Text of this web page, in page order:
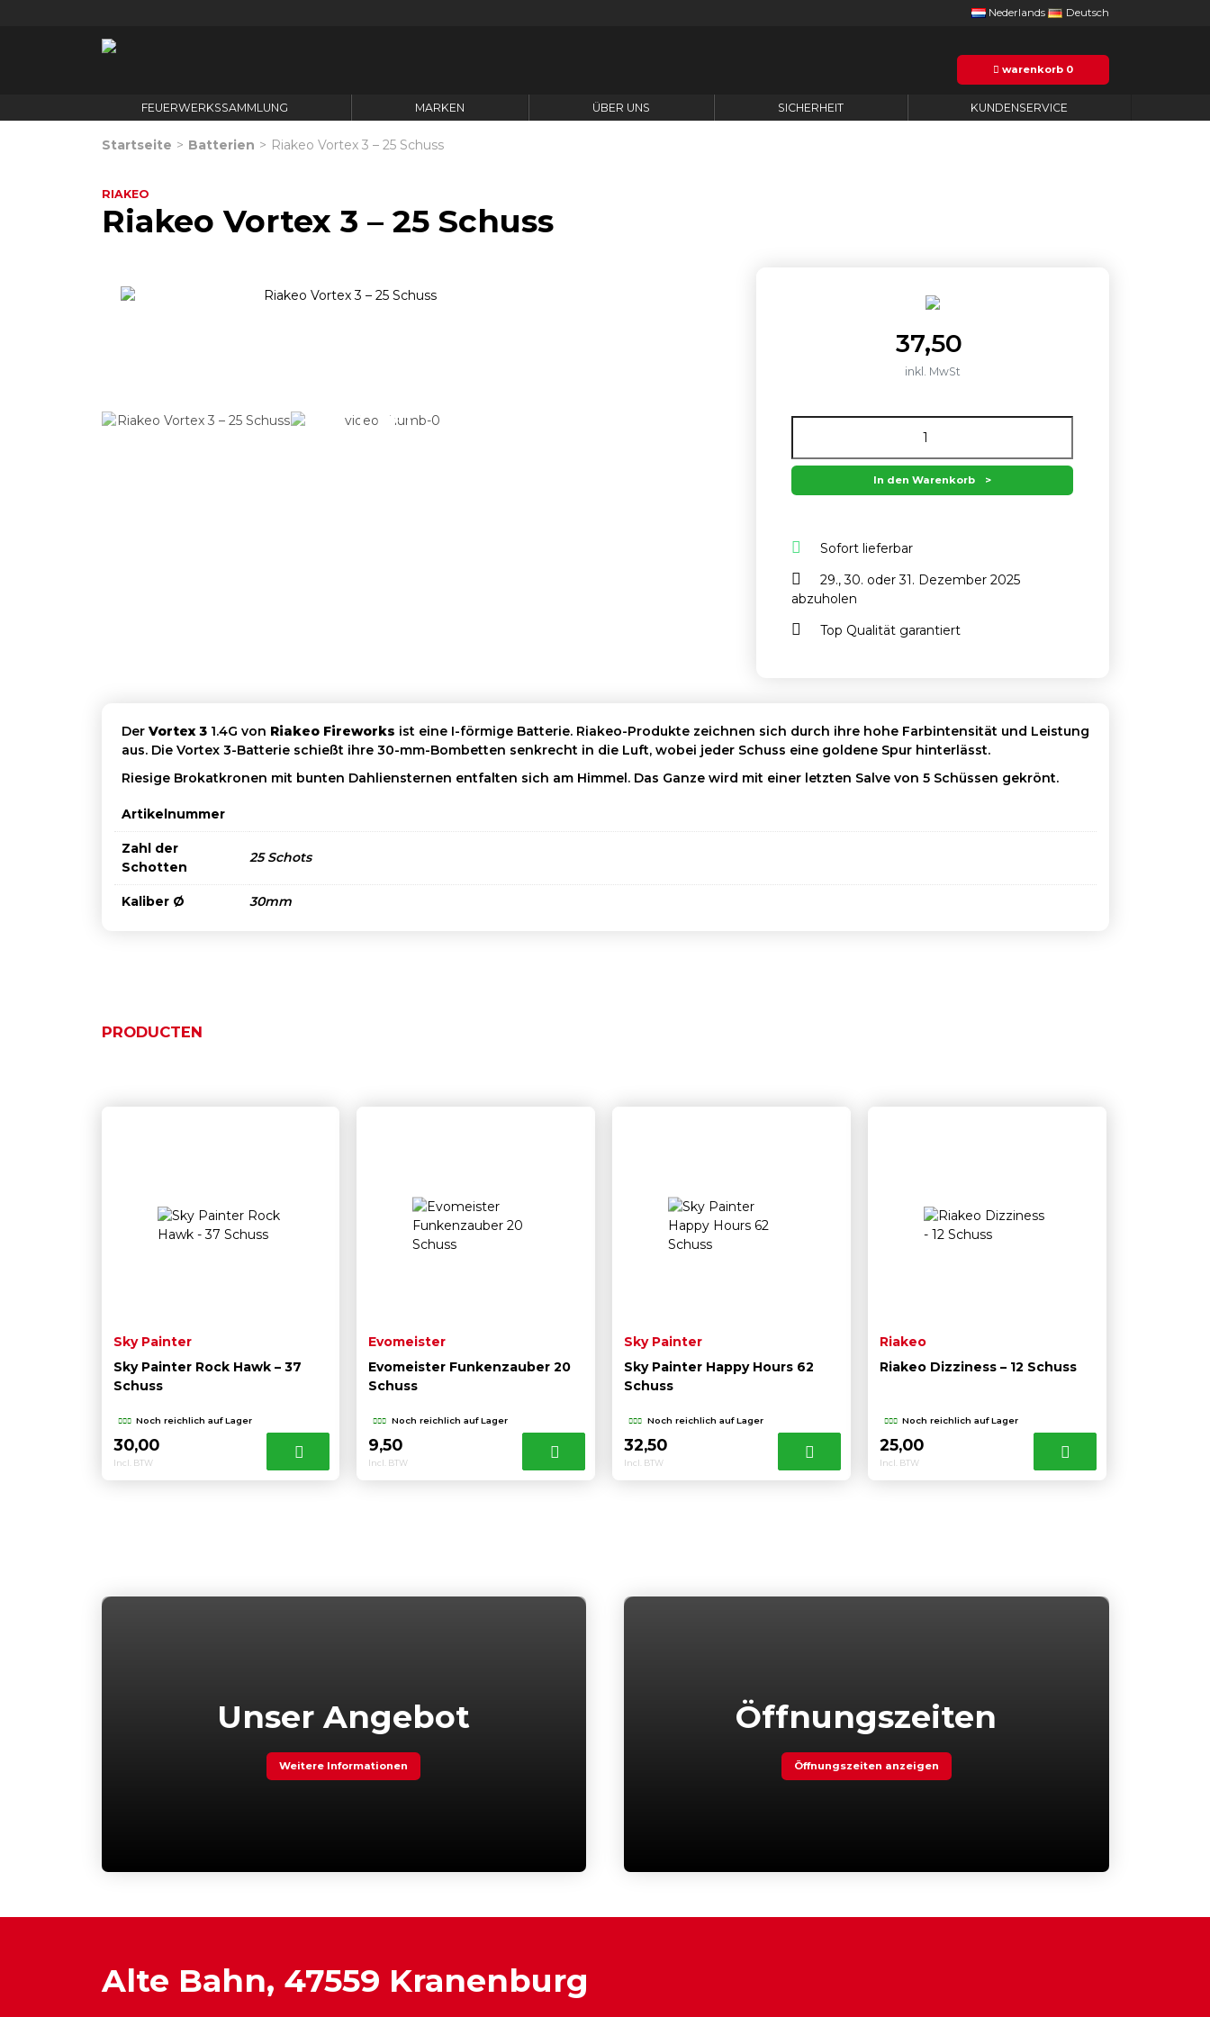
Nederlands Deutsch
warenkorb 0
FEUERWERKSSAMMLUNG MARKEN ÜBER UNS SICHERHEIT KUNDENSERVICE
Startseite > Batterien > Riakeo Vortex 3 – 25 Schuss
RIAKEO
Riakeo Vortex 3 – 25 Schuss
37,50
inkl. MwSt
In den Warenkorb
Sofort lieferbar
29., 30. oder 31. Dezember 2025
abzuholen
Top Qualität garantiert
Der Vortex 31.4G von Riakeo Fireworks ist eine I-förmige Batterie. Riakeo-Produkte zeichnen sich durch ihre hohe Farbintensität und Leistung
aus. Die Vortex 3-Batterie schießt ihre 30-mm-Bombetten senkrecht in die Luft, wobei jeder Schuss eine goldene Spur hinterlässt.
Riesige Brokatkronen mit bunten Dahliensternen entfalten sich am Himmel. Das Ganze wird mit einer letzten Salve von 5 Schüssen gekrönt.
Artikelnummer
Zahl der
Schotten
25 Schots
Kaliber Ø 30mm
PRODUCTEN
Sky Painter
Sky Painter Rock Hawk – 37
Schuss
Noch reichlich auf Lager
30,00
Incl. BTW
Evomeister
Evomeister Funkenzauber 20
Schuss
Noch reichlich auf Lager
9,50
Incl. BTW
Sky Painter
Sky Painter Happy Hours 62
Schuss
Noch reichlich auf Lager
32,50
Incl. BTW
Riakeo
Riakeo Dizziness – 12 Schuss
Noch reichlich auf Lager
25,00
Incl. BTW
Unser Angebot
Weitere Informationen
Öffnungszeiten
Öffnungszeiten anzeigen
Alte Bahn, 47559 Kranenburg